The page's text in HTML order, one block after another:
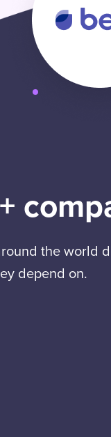
the world
depend on.